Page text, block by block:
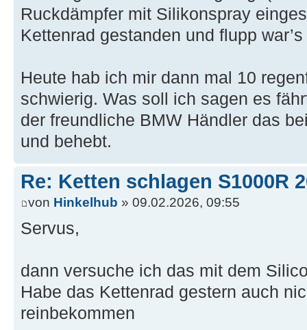
Ruckdämpfer mit Silikonspray
Kettenrad gestanden und flupp
Heute hab ich mir dann mal 10
schwierig. Was soll ich sagen es
der freundliche BMW Händler das
und behebt.
Re: Ketten schlagen S1000R
von Hinkelhub » 09.02.2026, 09:55
Servus,
dann versuche ich das mit dem
Habe das Kettenrad gestern auch
reinbekommen